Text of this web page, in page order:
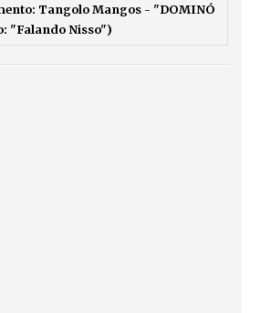
Tangolo Mangos - "DOMINÓ
"Falando Nisso")